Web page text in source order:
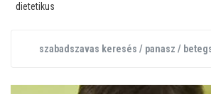
dietetikus